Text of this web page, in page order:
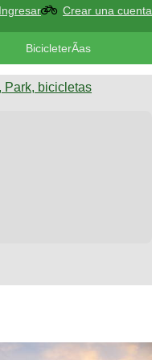
Ingresar Crear una cuenta
BicicleterÃ­as
Park, bicicletas